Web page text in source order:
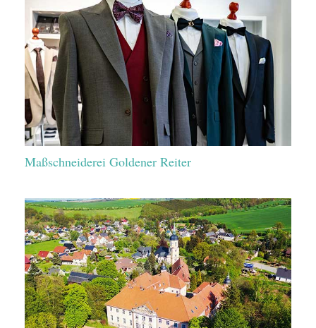
Maßschneiderei Goldener Reiter